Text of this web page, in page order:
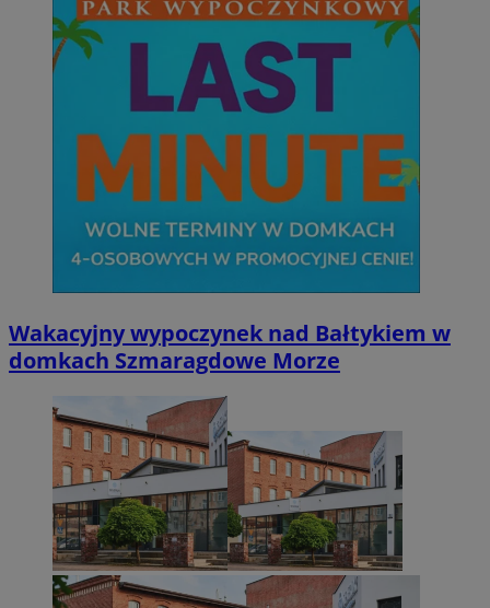
Wakacyjny wypoczynek nad Bałtykiem w
domkach Szmaragdowe Morze